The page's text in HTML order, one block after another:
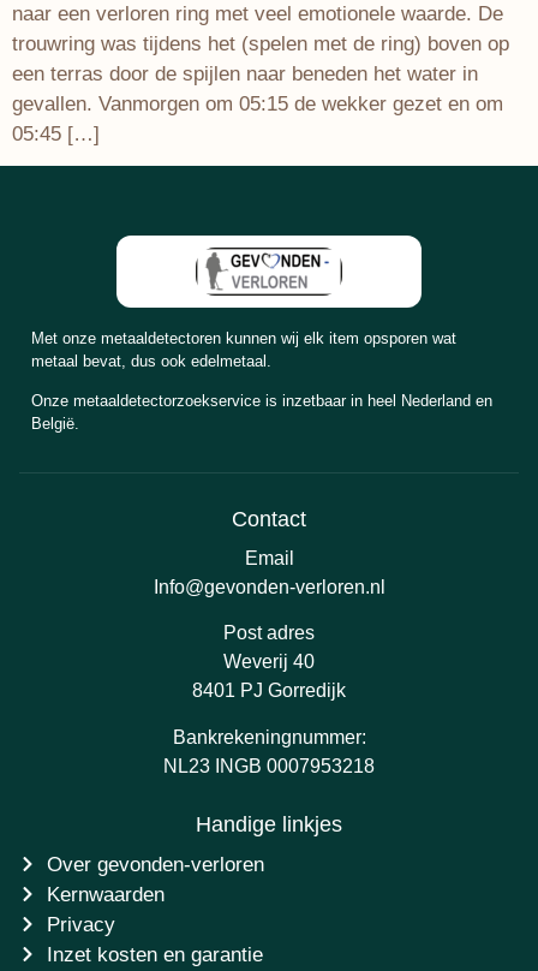
naar een verloren ring met veel emotionele waarde. De
trouwring was tijdens het (spelen met de ring) boven op
een terras door de spijlen naar beneden het water in
gevallen. Vanmorgen om 05:15 de wekker gezet en om
05:45 […]
Met onze metaaldetectoren kunnen wij elk item opsporen wat
metaal bevat, dus ook edelmetaal.
Onze metaaldetectorzoekservice is inzetbaar in heel Nederland en
België.
Contact
Email
Info@gevonden-verloren.nl
Post adres
Weverij 40
8401 PJ Gorredijk
Bankrekeningnummer:
NL23 INGB 0007953218
Handige linkjes
Over gevonden-verloren
Kernwaarden
Privacy
Inzet kosten en garantie